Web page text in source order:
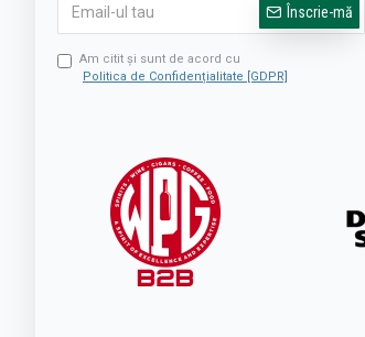
Înscrie-mă
Am citit şi sunt de acord cu
Politica de Confidențialitate [GDPR]